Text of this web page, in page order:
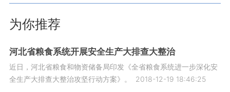
为你推荐
河北省粮食系统开展安全生产大排查大整治
近日，河北省粮食和物资储备局印发《全省粮食系统进一步深化安
全生产大排查大整治攻坚行动方案》。
2018-12-19 18:46:25